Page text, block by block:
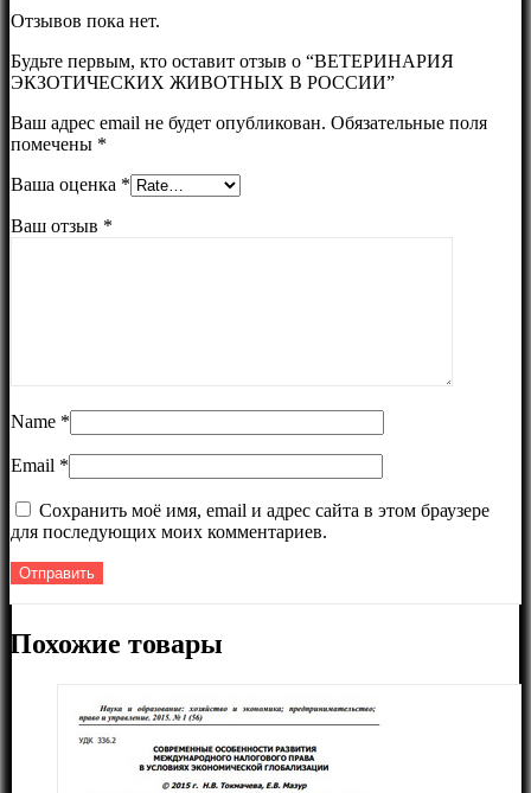
Отзывов пока нет.
Будьте первым, кто оставит отзыв о “ВЕТЕРИНАРИЯ
ЭКЗОТИЧЕСКИХ ЖИВОТНЫХ В РОССИИ”
Ваш адрес email не будет опубликован. Обязательные поля
помечены *
Ваша оценка *
Ваш отзыв *
Name *
Email *
Сохранить моё имя, email и адрес сайта в этом браузере
для последующих моих комментариев.
Похожие товары